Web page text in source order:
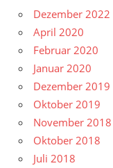
Dezember 2022
April 2020
Februar 2020
Januar 2020
Dezember 2019
Oktober 2019
November 2018
Oktober 2018
Juli 2018